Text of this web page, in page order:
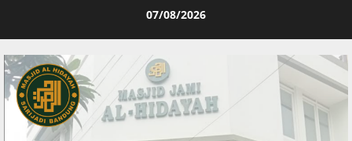
07/08/2026